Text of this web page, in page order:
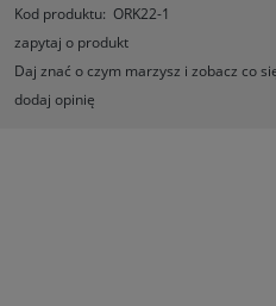
Kod produktu: ORK22-1
zapytaj o produkt
Daj znać o czym marzysz i zobacz co
dodaj opinię